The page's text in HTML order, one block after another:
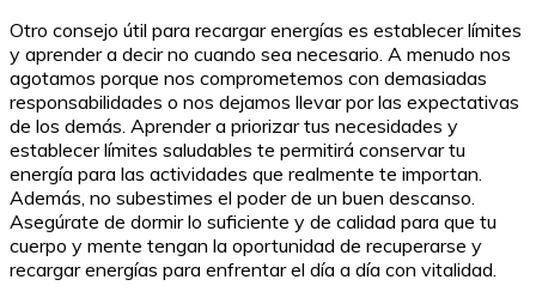
Otro consejo útil para recargar energías es establecer límites
y aprender a decir no cuando sea necesario. A menudo nos
agotamos porque nos comprometemos con demasiadas
responsabilidades o nos dejamos llevar por las expectativas
de los demás. Aprender a priorizar tus necesidades y
establecer límites saludables te permitirá conservar tu
energía para las actividades que realmente te importan.
Además, no subestimes el poder de un buen descanso.
Asegúrate de dormir lo suficiente y de calidad para que tu
cuerpo y mente tengan la oportunidad de recuperarse y
recargar energías para enfrentar el día a día con vitalidad.